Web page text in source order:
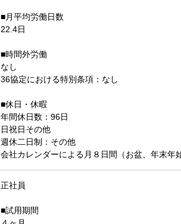
■月平均労働日数
22.4日
■時間外労働
なし
36協定における特別条項：なし
■休日・休暇
年間休日数：96日
日祝日その他
週休二日制：その他
会社カレンダーによる月８日間（お盆、年末年
正社員
■試用期間